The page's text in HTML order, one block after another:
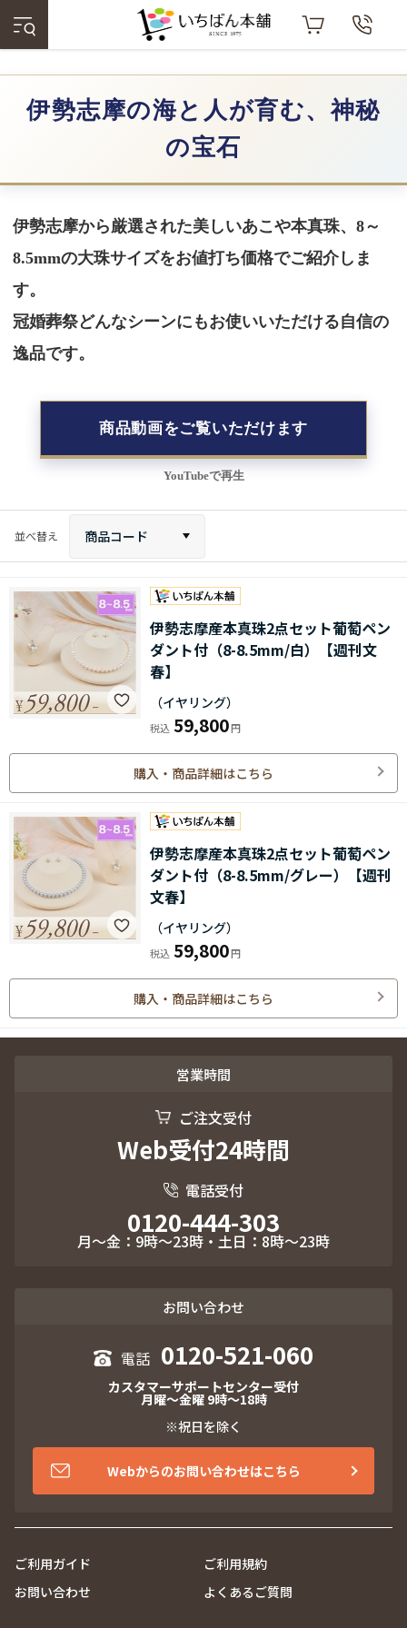
伊勢志摩の海と人が育む、神秘
の宝石
伊勢志摩から厳選された美しいあこや本真珠、8～
8.5mmの大珠サイズをお値打ち価格でご紹介しま
す。
冠婚葬祭どんなシーンにもお使いいただける自信の
逸品です。
商品動画をご覧いただけます
YouTubeで再生
並べ替え 商品コード
伊勢志摩産本真珠2点セット葡萄ペン
ダント付（8-8.5mm/白）【週刊文
春】
（イヤリング）
59,800
購入・商品詳細はこちら
伊勢志摩産本真珠2点セット葡萄ペン
ダント付（8-8.5mm/グレー）【週刊
文春】
（イヤリング）
59,800
購入・商品詳細はこちら
営業時間
ご注文受付
Web受付24時間
電話受付
0120-444-303
月～金：9時～23時・土日：8時～23時
お問い合わせ
0120-521-060
カスタマーサポートセンター受付
月曜～金曜 9時～18時
※祝日を除く
Webからのお問い合わせはこちら
ご利用ガイド
ご利用規約
お問い合わせ
よくあるご質問